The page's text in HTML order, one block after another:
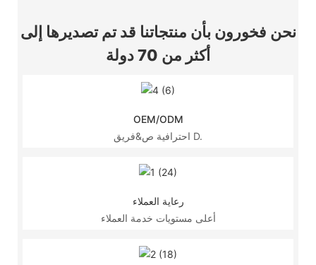
نحن فخورون بأن منتجاتنا قد تم تصديرها إلى
أكثر من 70 دولة
OEM/ODM
احترافية ص&فريق D.
رعاية العملاء
أعلى مستويات خدمة العملاء